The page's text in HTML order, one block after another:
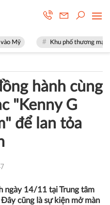
Khu phố thương mại SOHO tại The
hành cùng
"Kenny G
để lan tỏa
ngày 14/11 tại Trung tâm
cũng là sự kiện mở màn